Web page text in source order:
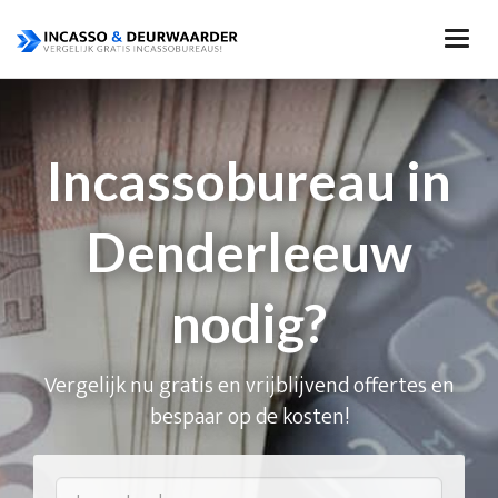
Incassobureau in
Denderleeuw
nodig?
Vergelijk nu gratis en vrijblijvend offertes en
bespaar op de kosten!